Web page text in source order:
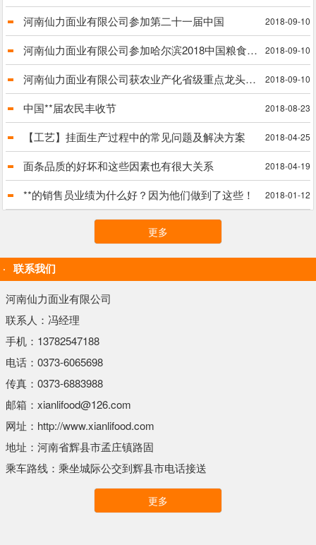
河南仙力面业有限公司参加第二十一届中国 2018-09-10
河南仙力面业有限公司参加哈尔滨2018中国粮食交易大会 2018-09-10
河南仙力面业有限公司获农业产化省级重点龙头企业 2018-09-10
中国**届农民丰收节 2018-08-23
【工艺】挂面生产过程中的常见问题及解决方案 2018-04-25
面条品质的好坏和这些因素也有很大关系 2018-04-19
**的销售员业绩为什么好？因为他们做到了这些！ 2018-01-12
更多
联系我们
河南仙力面业有限公司
联系人：冯经理
手机：13782547188
电话：0373-6065698
传真：0373-6883988
邮箱：xianlifood@126.com
网址：http://www.xianlifood.com
地址：河南省辉县市孟庄镇路固
乘车路线：乘坐城际公交到辉县市电话接送
更多